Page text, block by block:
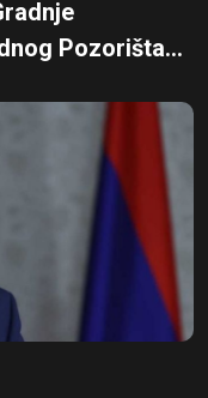
Pozorišta...